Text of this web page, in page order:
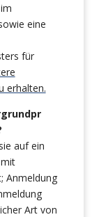
eine
für
erhalten.
auf ein
Anmeldung
Art von